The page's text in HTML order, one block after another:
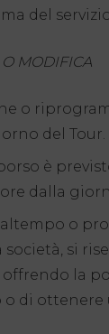
del
MODIFICA
o
del Tour.
è
dalla
o
si
offrendo la
di ottenere